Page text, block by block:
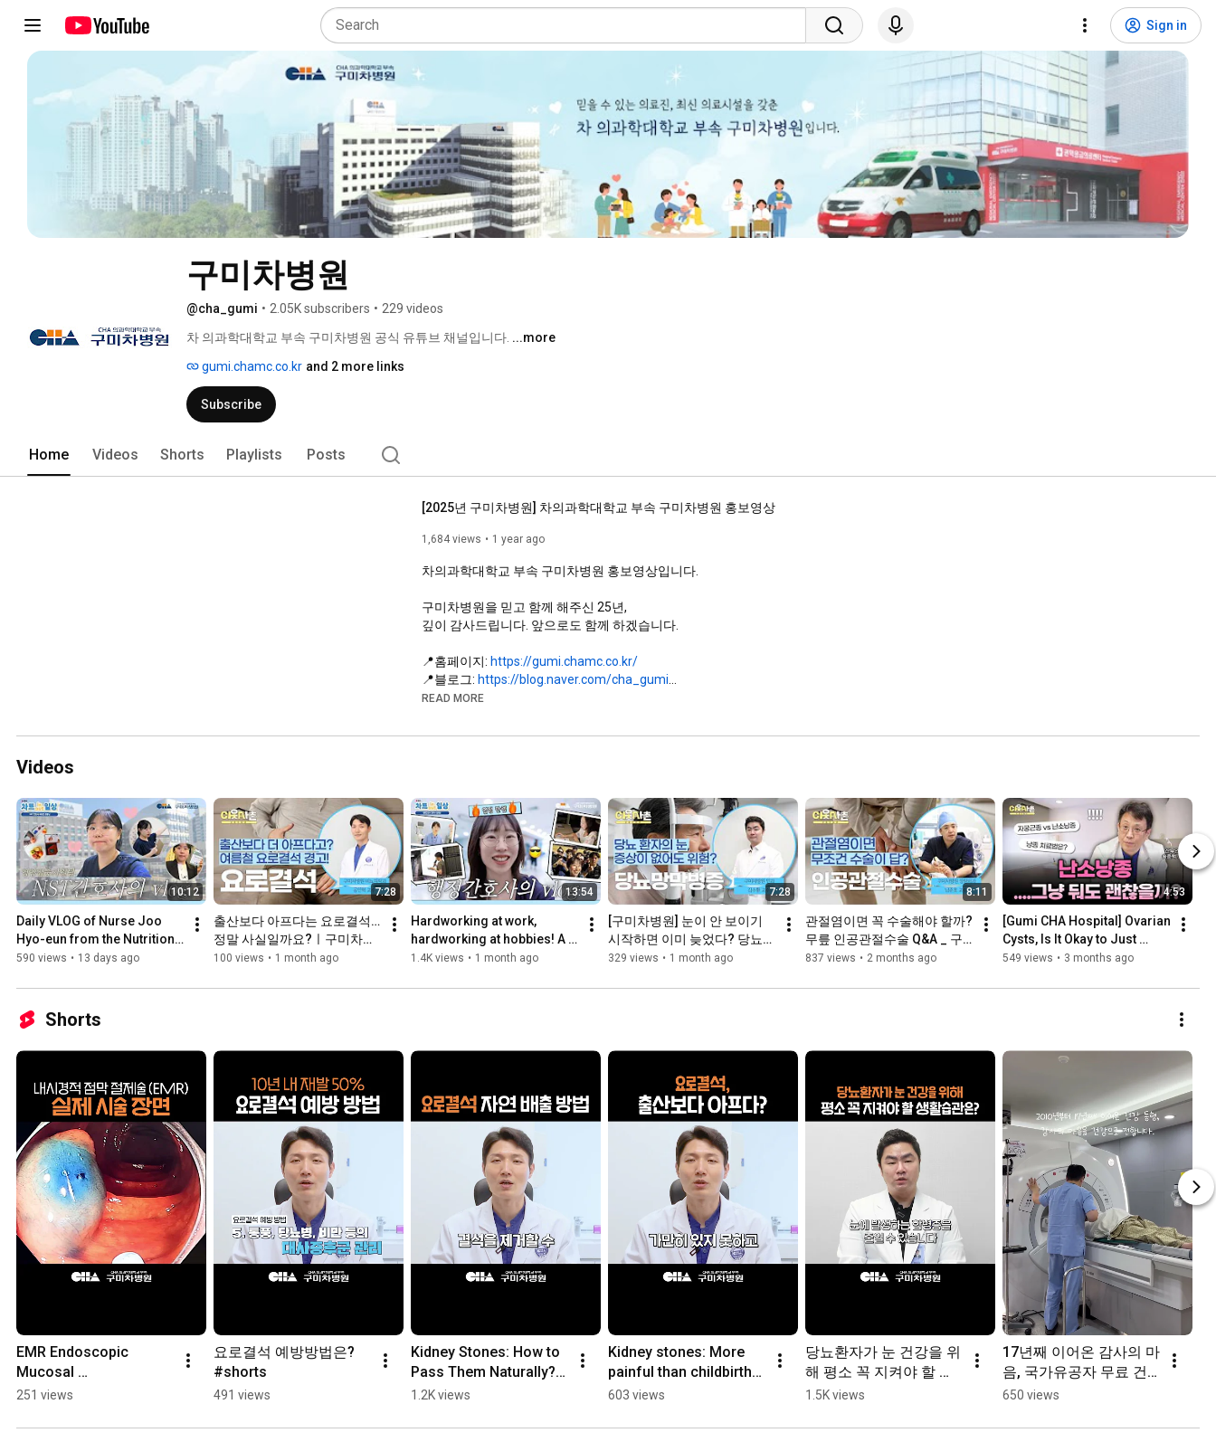
Sign in
구미차병원
@cha_gumi • 2.05K subscribers • 229 videos
차 의과학대학교 부속 구미차병원 공식 유튜브 채널입니다. ...more
gumi.chamc.co.kr and 2 more links
Subscribe
Home Videos Shorts Playlists Posts
[2025년 구미차병원] 차의과학대학교 부속 구미차병원 홍보영상
1,684 views 1 year ago
차의과학대학교 부속 구미차병원 홍보영상입니다.
구미차병원을 믿고 함께 해주신 25년,
깊이 감사드립니다. 앞으로도 함께 하겠습니다.
📍홈페이지: https://gumi.chamc.co.kr/
📍블로그: https://blog.naver.com/cha_gumi
READ MORE
Videos
10:12
Daily VLOG of Nurse Joo
Hyo-eun from the Nutrition
Support Team (NST) 🩷_NST
590 views • 13 days ago
7:28
출산보다 아프다는 요로결석…
정말 사실일까요?ㅣ구미차병
원 비뇨의학과 공인혁 교수
100 views • 1 month ago
13:54
Hardworking at work,
hardworking at hobbies! A
day in the life of a
_Admin...
1.4K views • 1 month ago
7:28
[구미차병원] 눈이 안 보이기
시작하면 이미 늦었다? 당뇨망
막병증의 진실_안과 김수환 교
329 views • 1 month ago
8:11
관절염이면 꼭 수술해야 할까?
무릎 인공관절수술 Q&A _ 구
미차병원 정형외과 남준호 교
837 views • 2 months ago
4:53
[Gumi CHA Hospital] Ovarian
Cysts, Is It Okay to Just
Leave Them Untreated?
549 views • 3 months ago
Shorts
EMR Endoscopic
Mucosal
Resection_Professor
Department of
251 views
요로결석 예방방법은?
#shorts
491 views
Kidney Stones: How to
Pass Them Naturally?
#shorts
1.2K views
Kidney stones: More
painful than childbirth?
What are the symptoms
#shorts
603 views
당뇨환자가 눈 건강을 위
해 평소 꼭 지켜야 할 생
활습관은? #shorts
1.5K views
17년째 이어온 감사의 마
음, 국가유공자 무료 건
강검진💙 #shorts
650 views